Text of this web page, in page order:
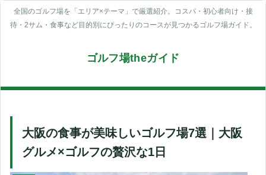
全国のゴルフ場を「エリア×テーマ」で厳選紹介。コスパ・初心者向け・接
待・2サム・食事など目的別にぴったりのコースが見つかるゴルフ場ガイド。
ゴルフ場theガイド
大阪の食事が美味しいゴルフ場7選｜大阪
グルメ×ゴルフの贅沢な1日